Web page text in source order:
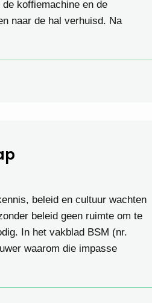
koffiemachine en de
naar de hal verhuisd. Na
beleid en cultuur wachten
beleid geen ruimte om te
In het vakblad BSM (nr.
waarom die impasse